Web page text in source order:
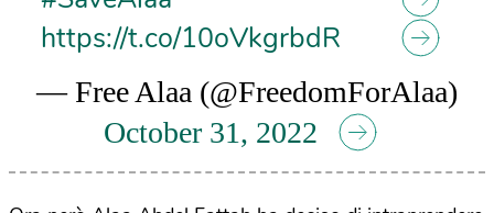
https://t.co/10oVkgrbdR
— Free Alaa (@FreedomForAlaa)
October 31, 2022